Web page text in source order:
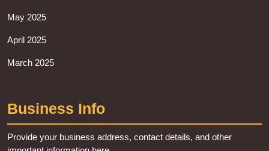
May 2025
April 2025
March 2025
Business Info
Provide your business address, contact details, and other